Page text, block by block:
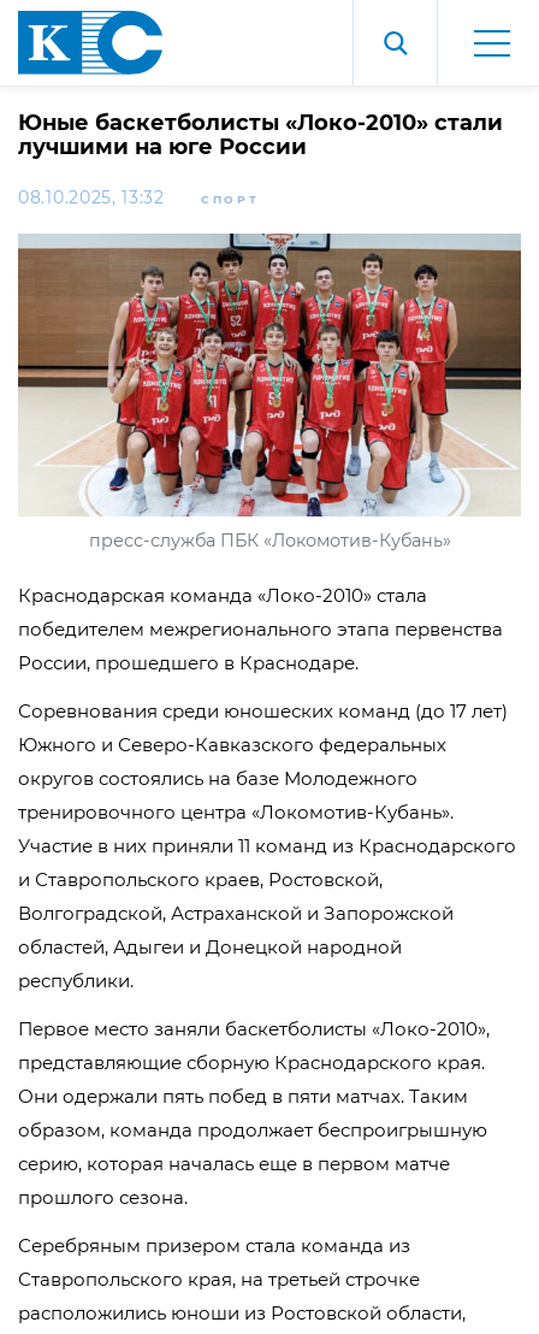
Юные баскетболисты «Локо-2010» стали
лучшими на юге России
08.10.2025, 13:32 СПОРТ
пресс-служба ПБК «Локомотив-Кубань»
Краснодарская команда «Локо-2010» стала
победителем межрегионального этапа первенства
России, прошедшего в Краснодаре.
Соревнования среди юношеских команд (до 17 лет)
Южного и Северо-Кавказского федеральных
округов состоялись на базе Молодежного
тренировочного центра «Локомотив-Кубань».
Участие в них приняли 11 команд из Краснодарского
и Ставропольского краев, Ростовской,
Волгоградской, Астраханской и Запорожской
областей, Адыгеи и Донецкой народной
республики.
Первое место заняли баскетболисты «Локо-2010»,
представляющие сборную Краснодарского края.
Они одержали пять побед в пяти матчах. Таким
образом, команда продолжает беспроигрышную
серию, которая началась еще в первом матче
прошлого сезона.
Серебряным призером стала команда из
Ставропольского края, на третьей строчке
расположились юноши из Ростовской области,